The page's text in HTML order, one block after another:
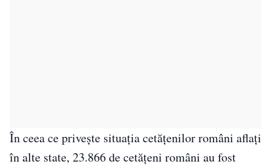
În ceea ce privește situația cetățenilor români aflați
în alte state, 23.866 de cetățeni români au fost